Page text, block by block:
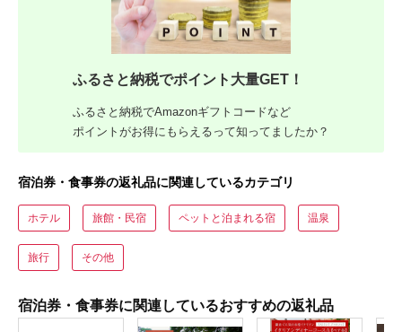
ふるさと納税でポイント大量GET！
ふるさと納税でAmazonギフトコードなど
ポイントがお得にもらえるって知ってましたか？
宿泊券・食事券の返礼品に関連しているカテゴリ
ホテル 旅館・民宿 ペットと泊まれる宿 温泉
旅行 その他
宿泊券・食事券に関連しているおすすめの返礼品